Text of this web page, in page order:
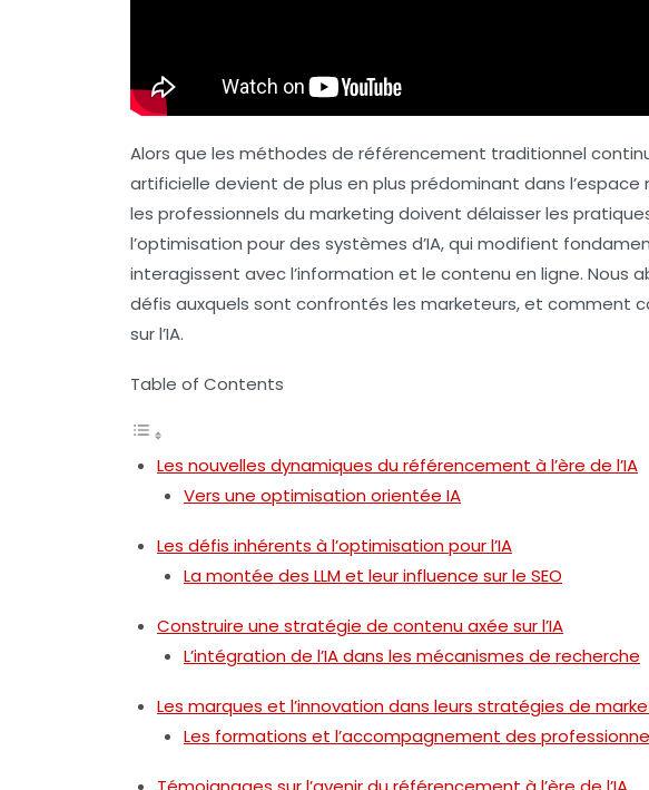
Alors que les méthodes de référencement traditionnel
artificielle devient de plus en plus prédominant dans
les professionnels du marketing doivent délaisser les
l’optimisation pour des systèmes d’IA, qui modifient
interagissent avec l’information et le contenu en ligne. Nous
défis auxquels sont confrontés les marketeurs, et comment
sur l’IA.
Table of Contents
Les nouvelles dynamiques du référencement à l’ère de l’IA
Vers une optimisation orientée IA
Les défis inhérents à l’optimisation pour l’IA
La montée des LLM et leur influence sur le SEO
Construire une stratégie de contenu axée sur l’IA
L’intégration de l’IA dans les mécanismes de recherche
Les marques et l’innovation dans leurs stratégies de
Les formations et l’accompagnement des